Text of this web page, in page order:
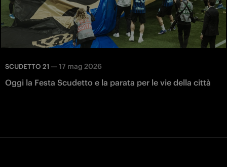
SCUDETTO 21 — 17 mag 2026
Oggi la Festa Scudetto e la parata per le vie della città